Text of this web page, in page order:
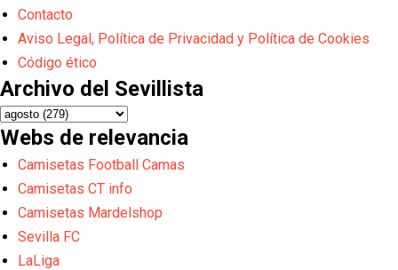
Contacto
Aviso Legal, Política de Privacidad y Política de Cookies
Código ético
Archivo del Sevillista
Webs de relevancia
Camisetas Football Camas
Camisetas CT info
Camisetas Mardelshop
Sevilla FC
LaLiga